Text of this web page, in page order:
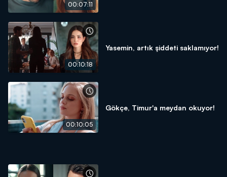
00:07:11
00:10:18
Yasemin, artık şiddeti saklamıyor!
00:10:05
Gökçe, Timur'a meydan okuyor!